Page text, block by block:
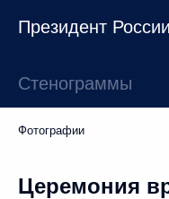
Президент России
Стенограммы
Фотографии
Церемония